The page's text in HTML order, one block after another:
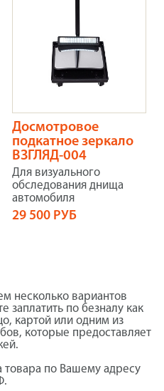
Досмотровое
подкатное зеркало
ВЗГЛЯД-004
Для визуального
обследования днища
автомобиля
29 500 РУБ
несколько вариантов
заплатить по безналу как
картой или одним из
которые предоставляет
товара по Вашему адресу